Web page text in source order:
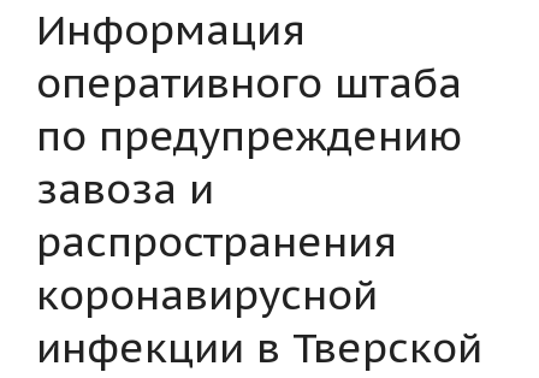
Информация
оперативного штаба
по предупреждению
завоза и
распространения
коронавирусной
инфекции в Тверской